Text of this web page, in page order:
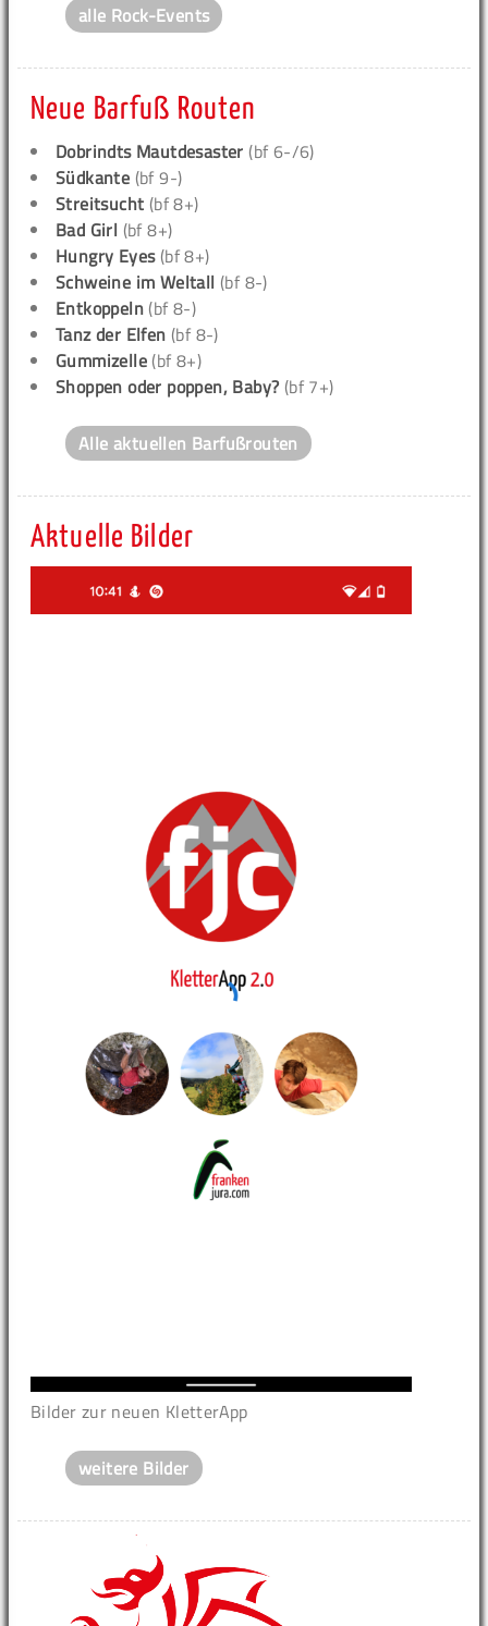
alle Rock-Events
Neue Barfuß Routen
Dobrindts Mautdesaster (bf 6-/6)
Südkante (bf 9-)
Streitsucht (bf 8+)
Bad Girl (bf 8+)
Hungry Eyes(bf 8+)
Schweine im Weltall (bf 8-)
Entkoppeln (bf 8-)
Tanz der Elfen (bf 8-)
Gummizelle (bf 8+)
Shoppen oder poppen, Baby? (bf 7+)
Alle aktuellen Barfußrouten
Aktuelle Bilder
Bilder zur neuen KletterApp
weitere Bilder